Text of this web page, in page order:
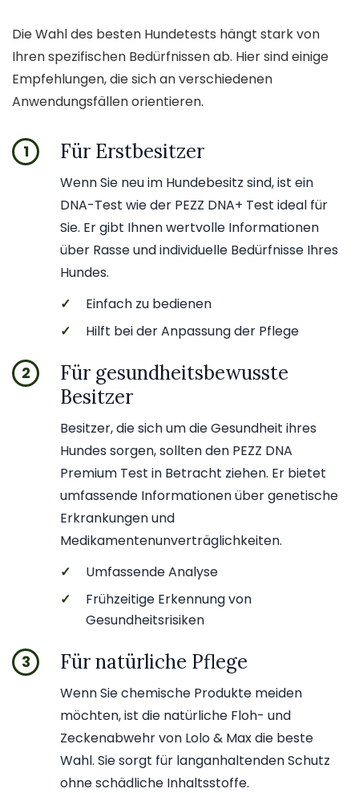
Die Wahl des besten Hundetests hängt stark von
Ihren spezifischen Bedürfnissen ab. Hier sind einige
Empfehlungen, die sich an verschiedenen
Anwendungsfällen orientieren.
1 Für Erstbesitzer
Wenn Sie neu im Hundebesitz sind, ist ein
DNA-Test wie der PEZZ DNA+ Test ideal für
Sie. Er gibt Ihnen wertvolle Informationen
über Rasse und individuelle Bedürfnisse Ihres
Hundes.
✓
Einfach zu bedienen
✓
Hilft bei der Anpassung der Pflege
2
Für gesundheitsbewusste
Besitzer
Besitzer, die sich um die Gesundheit ihres
Hundes sorgen, sollten den PEZZ DNA
Premium Test in Betracht ziehen. Er bietet
umfassende Informationen über genetische
Erkrankungen und
Medikamentenunverträglichkeiten.
✓
Umfassende Analyse
✓
Frühzeitige Erkennung von
Gesundheitsrisiken
3 Für natürliche Pflege
Wenn Sie chemische Produkte meiden
möchten, ist die natürliche Floh- und
Zeckenabwehr von Lolo & Max die beste
Wahl. Sie sorgt für langanhaltenden Schutz
ohne schädliche Inhaltsstoffe.